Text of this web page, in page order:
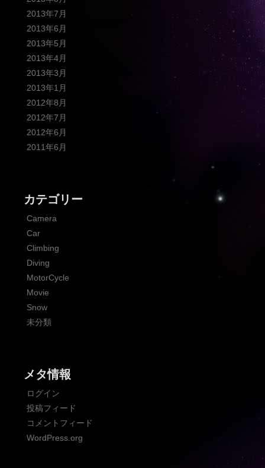
2013年7月
2013年6月
2013年5月
2013年4月
2013年3月
2013年1月
2012年8月
2012年7月
2012年6月
2011年6月
カテゴリー
Camera
Car
Climbing
Diving
MotorCycle
Movie
Snow
未分類
メタ情報
ログイン
投稿フィード
コメントフィード
WordPress.org